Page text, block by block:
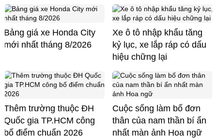
Bảng giá xe Honda City
mới nhất tháng 8/2026
Xe ô tô nhập khẩu tăng
kỷ lục, xe lắp ráp có dấu
hiệu chững lại
Thêm trường thuộc ĐH
Quốc gia TP.HCM công
bố điểm chuẩn 2026
Cuộc sống làm bố đơn
thân của nam thần bí ẩn
nhất màn ảnh Hoa ngữ